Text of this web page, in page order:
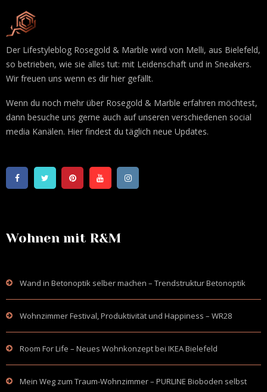
Der Lifestyleblog Rosegold & Marble wird von Melli, aus Bielefeld,
so betrieben, wie sie alles tut: mit Leidenschaft und in Sneakers.
Wir freuen uns wenn es dir hier gefällt.
Wenn du noch mehr über Rosegold & Marble erfahren möchtest,
dann besuche uns gerne auch auf unseren verschiedenen social
media Kanälen. Hier findest du täglich neue Updates.
Wohnen mit R&M
Wand in Betonoptik selber machen – Trendstruktur Betonoptik
Wohnzimmer Festival, Produktivität und Happiness – WR28
Room For Life – Neues Wohnkonzept bei IKEA Bielefeld
Mein Weg zum Traum-Wohnzimmer – PURLINE Bioboden selbst